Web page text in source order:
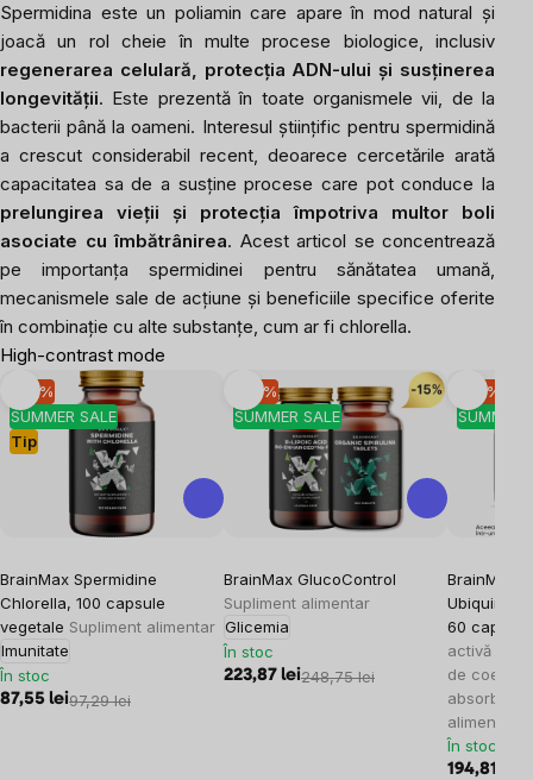
Spermidina este un poliamin care apare în mod natural și
joacă un rol cheie în multe procese biologice, inclusiv
regenerarea celulară, protecția ADN-ului și susținerea
longevității. Este prezentă în toate organismele vii, de la
bacterii până la oameni. Interesul științific pentru spermidină
a crescut considerabil recent, deoarece cercetările arată
capacitatea sa de a susține procese care pot conduce la
prelungirea vieții și protecția împotriva multor boli
asociate cu îmbătrânirea. Acest articol se concentrează
pe importanța spermidinei pentru sănătatea umană,
mecanismele sale de acțiune și beneficiile specifice oferite
în combinație cu alte substanțe, cum ar fi chlorella.
High-contrast mode
SUMMER SALE
Tip
-10 %
BrainMax Spermidine
Chlorella, 100 capsule
vegetale Supliment alimentar
Imunitate
În stoc
87,55 lei97,29 lei
SUMMER SALE
-10 %
BrainMax GlucoControl
Supliment alimentar
Glicemia
În stoc
223,87 lei248,75 lei
SUMMER
-10 %
BrainMax
Ubiquinol,
60
activă
de
absorbție
alimentar
În stoc
194,81 lei